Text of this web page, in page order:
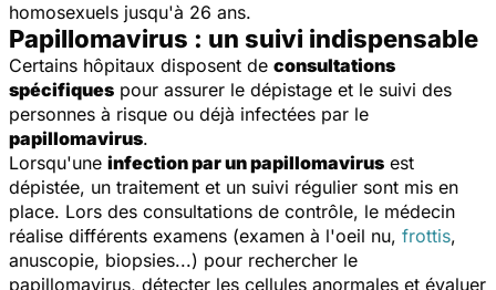
homosexuels jusqu'à 26 ans.
Papillomavirus : un suivi indispensable
Certains hôpitaux disposent de consultations
spécifiques pour assurer le dépistage et le suivi des
personnes à risque ou déjà infectées par le
papillomavirus.
Lorsqu'une infection par un papillomavirus est
dépistée, un traitement et un suivi régulier sont mis en
place. Lors des consultations de contrôle, le médecin
réalise différents examens (examen à l'oeil nu, frottis,
anuscopie, biopsies...) pour rechercher le
papillomavirus, détecter les cellules anormales et évaluer